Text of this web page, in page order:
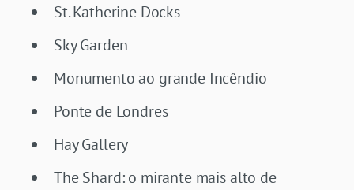
St. Katherine Docks
Sky Garden
Monumento ao grande Incêndio
Ponte de Londres
Hay Gallery
The Shard: o mirante mais alto de